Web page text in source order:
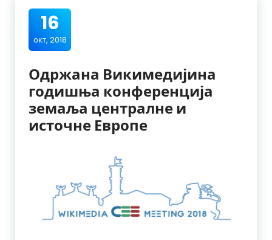
16
окт, 2018
Одржана Викимедијина
годишња конференција
земаља централне и
источне Европе